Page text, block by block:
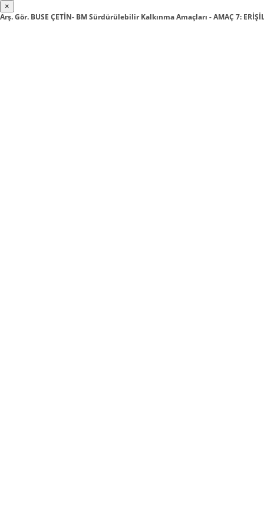
×
Arş. Gör. BUSE ÇETİN- BM Sürdürülebilir Kalkınma Amaçları - AMAÇ 7: